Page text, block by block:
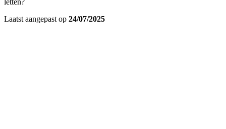
Laatst aangepast op 24/07/2025